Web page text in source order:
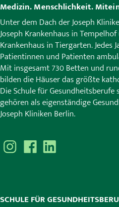
Medizin. Menschlichkeit.
Unter dem Dach der Joseph
Joseph Krankenhaus in
Krankenhaus in Tiergarten. Jedes
Patientinnen und Patienten
Mit insgesamt 730 Betten und
bilden die Häuser das größte
Die Schule für
gehören als eigenständige
Joseph Kliniken Berlin.
SCHULE FÜR